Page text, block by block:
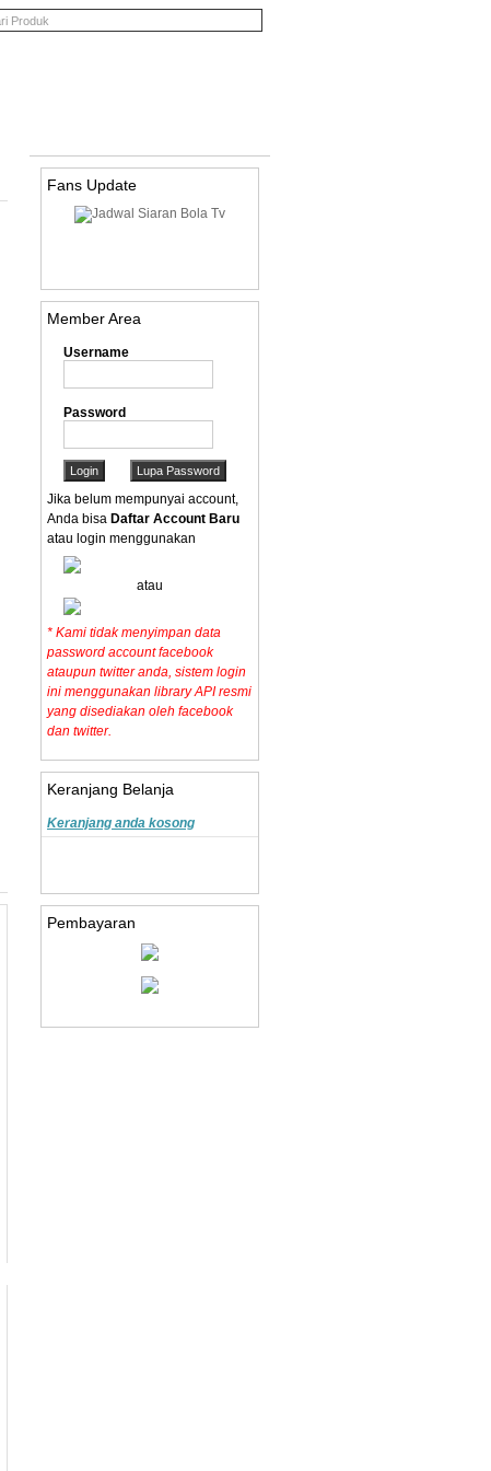
Fans Update
Member Area
Username
Password
Jika belum mempunyai account,
Anda bisa Daftar Account Baru
atau login menggunakan
atau
* Kami tidak menyimpan data
password account facebook
ataupun twitter anda, sistem login
ini menggunakan library API resmi
yang disediakan oleh facebook
dan twitter.
Keranjang Belanja
Keranjang anda kosong
Pembayaran